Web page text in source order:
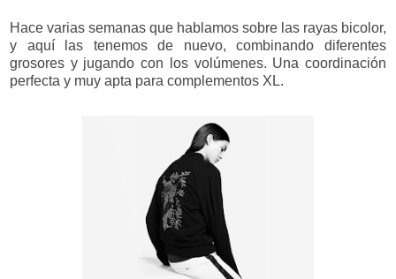
Hace varias semanas que hablamos sobre las rayas bicolor,
y aquí las tenemos de nuevo, combinando diferentes
grosores y jugando con los volúmenes. Una coordinación
perfecta y muy apta para complementos XL.